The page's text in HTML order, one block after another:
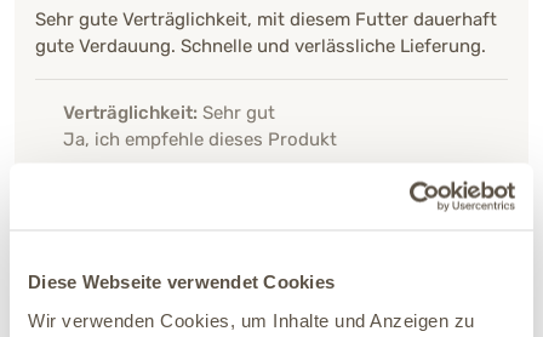
Diese Webseite verwendet Cookies
Wir verwenden Cookies, um Inhalte und Anzeigen zu
Sehr gute Verträglichkeit, mit diesem Futter dauerhaft
gute Verdauung. Schnelle und verlässliche Lieferung.
Verträglichkeit: Sehr gut
Ja, ich empfehle dieses Produkt
Die Vitamin Herze frisst Kaya sehr gerne